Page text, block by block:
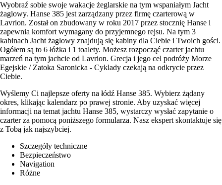
Wyobraź sobie swoje wakacje żeglarskie na tym wspaniałym Jacht
żaglowy. Hanse 385 jest zarządzany przez firmę czarterową w
Lavrion. Został on zbudowany w roku 2017 przez stocznię Hanse i
zapewnia komfort wymagany do przyjemnego rejsu. Na tym 3
kabinach Jacht żaglowy znajdują się kabiny dla Ciebie i Twoich gości.
Ogółem są to 6 łóżka i 1 toalety. Możesz rozpocząć czarter jachtu
marzeń na tym jachcie od Lavrion. Grecja i jego cel podróży Morze
Egejskie / Zatoka Saronicka - Cyklady czekają na odkrycie przez
Ciebie.
Wyślemy Ci najlepsze oferty na łódź Hanse 385. Wybierz żądany
okres, klikając kalendarz po prawej stronie. Aby uzyskać więcej
informacji na temat jachtu Hanse 385, wystarczy wysłać zapytanie o
czarter za pomocą poniższego formularza. Nasz ekspert skontaktuje się
z Tobą jak najszybciej.
Szczegóły techniczne
Bezpieczeństwo
Navigation
Różne